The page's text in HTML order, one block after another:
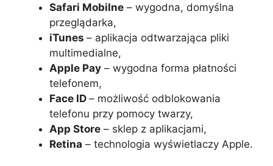
Safari Mobilne – wygodna, domyślna
przeglądarka,
iTunes – aplikacja odtwarzająca pliki
multimedialne,
Apple Pay – wygodna forma płatności
telefonem,
Face ID – możliwość odblokowania
telefonu przy pomocy twarzy,
App Store – sklep z aplikacjami,
Retina – technologia wyświetlaczy Apple.